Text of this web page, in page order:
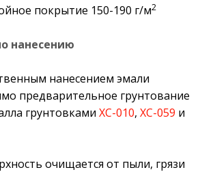
покрытие 150-190 г/м2
нанесению
нанесением эмали
предварительное грунтование
грунтовками ХС-010, ХС-059 и
очищается от пыли, грязи